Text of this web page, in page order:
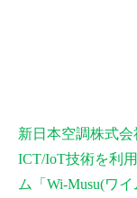
新日本空調株式会
ICT/IoT技術を利
ム「Wi-Musu(ワイ